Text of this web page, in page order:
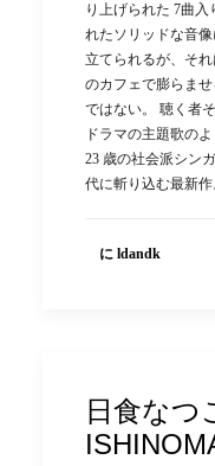
り上げられた 7曲
れたソリッドな音
立てられるが、そ
のカフェで膨らま
ではない。 聴く者
ドラマの主題歌の
23 歳の社会派シン
代に斬り込む最新作
に ldandk
日食なつ